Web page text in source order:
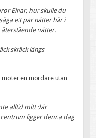
Einar, hur skulle du
ett par nätter här i
återstående nätter.
skräck längs
möter en mördare utan
alltid mitt där
ligger denna dag